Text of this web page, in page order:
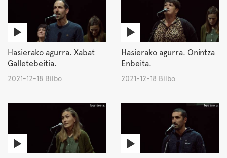
Hasierako agurra. Xabat
Galletebeitia.
2021-12-18 Bilbo
Hasierako agurra. Onintza
Enbeita.
2021-12-18 Bilbo